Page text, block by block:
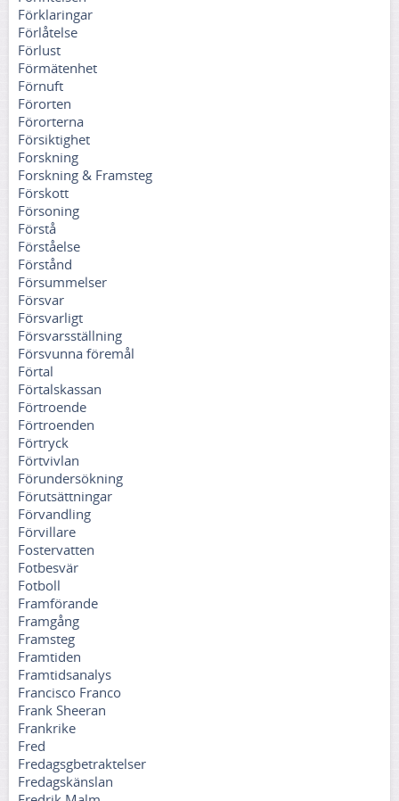
Förklaringar
Förlåtelse
Förlust
Förmätenhet
Förnuft
Förorten
Förorterna
Försiktighet
Forskning
Forskning & Framsteg
Förskott
Försoning
Förstå
Förståelse
Förstånd
Försummelser
Försvar
Försvarligt
Försvarsställning
Försvunna föremål
Förtal
Förtalskassan
Förtroende
Förtroenden
Förtryck
Förtvivlan
Förundersökning
Förutsättningar
Förvandling
Förvillare
Fostervatten
Fotbesvär
Fotboll
Framförande
Framgång
Framsteg
Framtiden
Framtidsanalys
Francisco Franco
Frank Sheeran
Frankrike
Fred
Fredagsgbetraktelser
Fredagskänslan